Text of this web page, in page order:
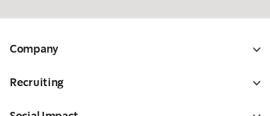
Company
Recruiting